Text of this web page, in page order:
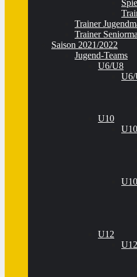
Trainer
Trainer
Saison 2021/2022
Jugend-Teams
U6/U8
U6/
U10
U12